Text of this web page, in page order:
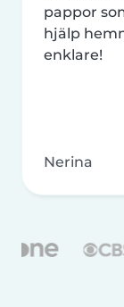
pappor
hjälp
enklare!
Nerina